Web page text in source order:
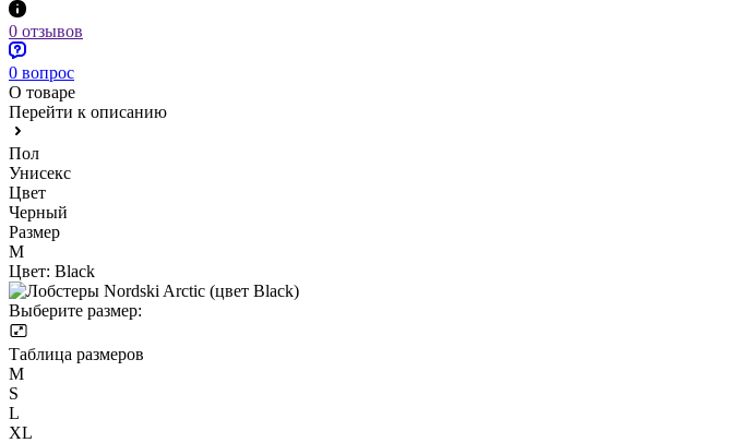
0 отзывов
0 вопрос
О товаре
Перейти к описанию
Пол
Унисекс
Цвет
Черный
Размер
M
Цвет: Black
Выберите размер:
Таблица размеров
M
S
L
XL